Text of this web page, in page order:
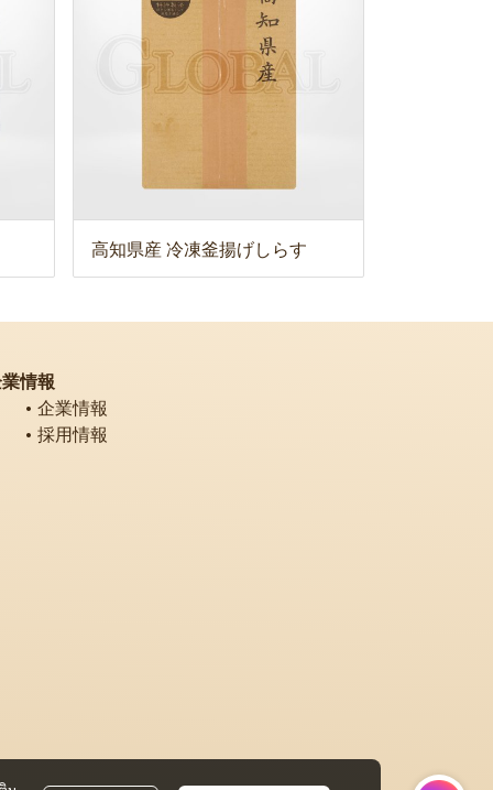
高知県産 冷凍釜揚げしらす
情報
企業情報
採用情報